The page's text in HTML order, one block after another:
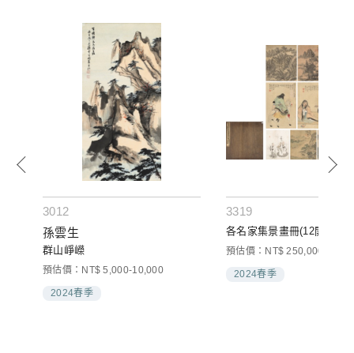
3012
孫雲生
群山崢嶸
預估價：NT$ 5,000-10,000
2024春季
3319
各名家集景畫冊(12開)
預估價：NT$ 250,000-
2024春季